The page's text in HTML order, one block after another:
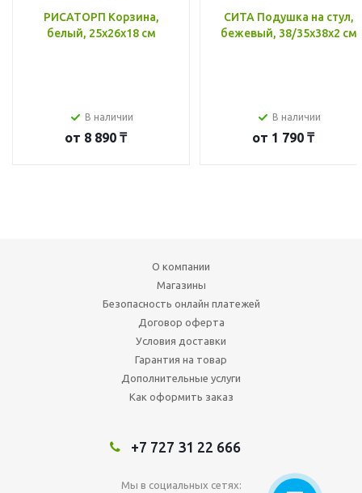
РИСАТОРП Корзина,
белый, 25x26x18 см
В наличии
от 8 890 ₸
СИТА Подушка на стул,
бежевый, 38/35x38x2 см
В наличии
от 1 790 ₸
О компании
Магазины
Безопасность онлайн платежей
Договор оферта
Условия доставки
Гарантия на товар
Дополнительные услуги
Как оформить заказ
+7 727 31 22 666
Мы в социальных сетях: